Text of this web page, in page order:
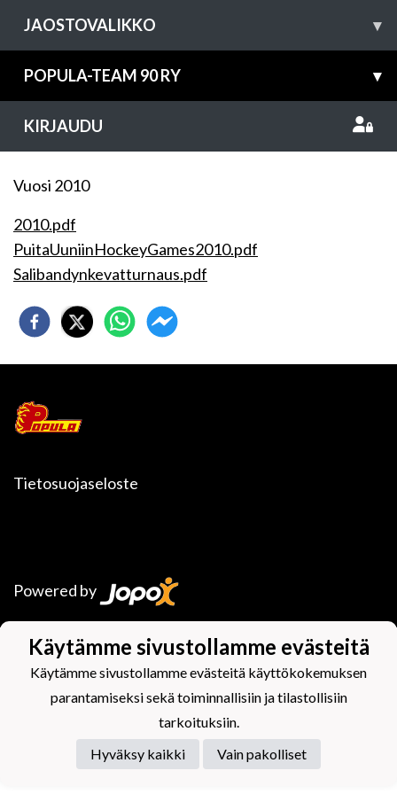
JAOSTOVALIKKO ▾
POPULA-TEAM 90 RY ▾
KIRJAUDU
Vuosi 2010
2010.pdf
PuitaUuniinHockeyGames2010.pdf
Salibandynkevatturnaus.pdf
Tietosuojaseloste
Powered by
Käytämme sivustollamme evästeitä
Käytämme sivustollamme evästeitä käyttökokemuksen
parantamiseksi sekä toiminnallisiin ja tilastollisiin
tarkoituksiin.
Hyväksy kaikki
Vain pakolliset